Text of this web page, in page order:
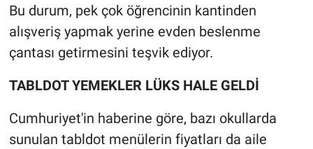
Bu durum, pek çok öğrencinin kantinden
alışveriş yapmak yerine evden beslenme
çantası getirmesini teşvik ediyor.
TABLDOT YEMEKLER LÜKS HALE GELDİ
Cumhuriyet'in haberine göre, bazı okullarda
sunulan tabldot menülerin fiyatları da aile
Kimdir
Koronavirüs
Kültür Sanat
Ne demişti